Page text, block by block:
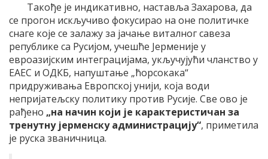
Такође је индикативно, наставља Захарова, да
се прогон искључиво фокусирао на оне политичке
снаге које се залажу за јачање виталног савеза
републике са Русијом, учешће Јерменије у
евроазијским интеграцијама, укључујући чланство у
ЕАЕС и ОДКБ, напуштање „ћорсокака“
придруживања Европској унији, која води
непријатељску политику против Русије. Све ово је
рађено „на начин који је карактеристичан за
тренутну јерменску администрацију“, приметила
је руска званичница.